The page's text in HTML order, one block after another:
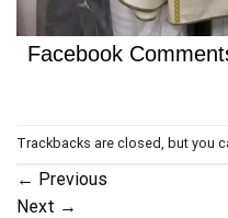
Facebook
Trackbacks are closed, but you
← Previous
Next →